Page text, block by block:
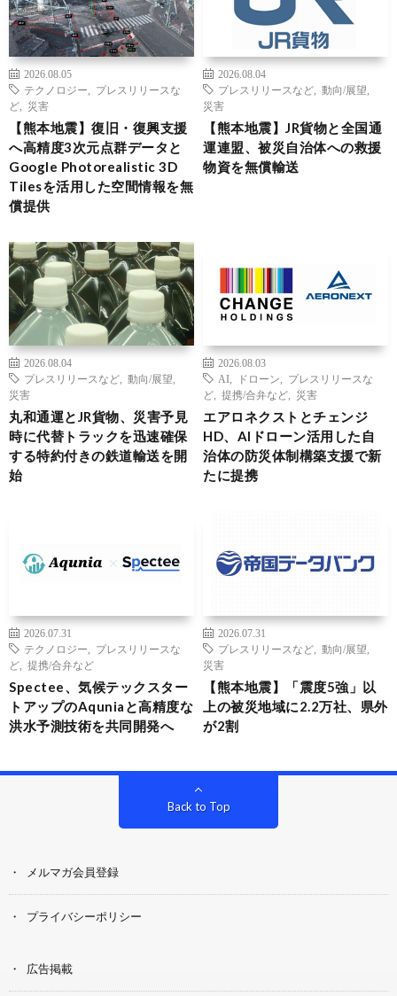
2026.08.05
テクノロジー
プレスリリースな
ど
災害
【熊本地震】復旧・復興支援
へ高精度3次元点群データと
Google Photorealistic 3D
Tilesを活用した空間情報を無
償提供
2026.08.04
プレスリリースなど
動向/展望
災害
【熊本地震】JR貨物と全国通
運連盟、被災自治体への救援
物資を無償輸送
2026.08.04
プレスリリースなど
動向/展望
災害
丸和通運とJR貨物、災害予見
時に代替トラックを迅速確保
する特約付きの鉄道輸送を開
始
2026.08.03
AI
ドローン
プレスリリースな
ど
提携/合弁など 災害
エアロネクストとチェンジ
HD、AIドローン活用した自
治体の防災体制構築支援で新
たに提携
2026.07.31
テクノロジー
プレスリリースな
ど
提携/合弁など
Spectee、気候テックスター
トアップのAquniaと高精度な
洪水予測技術を共同開発へ
2026.07.31
プレスリリースなど
動向/展望
災害
【熊本地震】「震度5強」以
上の被災地域に2.2万社、県外
が2割
Back to Top
メルマガ会員登録
プライバシーポリシー
広告掲載